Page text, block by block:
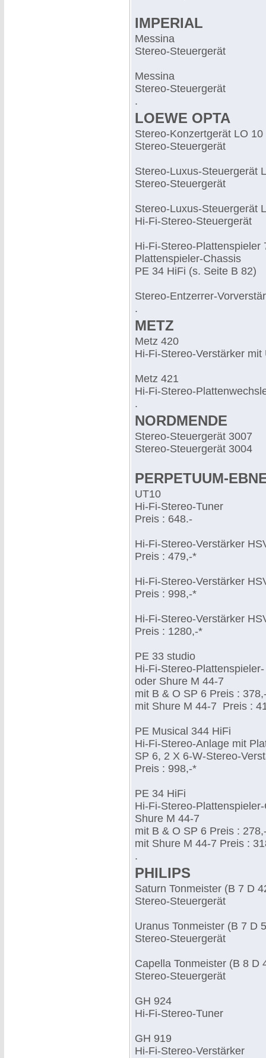
IMPERIAL
Messina
Stereo-Steuergerät
Messina
Stereo-Steuergerät
.
LOEWE OPTA
Stereo-Konzertgerät LO 10
Stereo-Steuergerät
Stereo-Luxus-Steuergerät
Stereo-Steuergerät
Stereo-Luxus-Steuergerät
Hi-Fi-Stereo-Steuergerät
Hi-Fi-Stereo-Plattenspieler
Plattenspieler-Chassis
PE 34 HiFi (s. Seite B 82)
Stereo-Entzerrer-
.
METZ
Metz 420
Hi-Fi-Stereo-Verstärker
Metz 421
Hi-Fi-Stereo-
.
NORDMENDE
Stereo-Steuergerät 3007
Stereo-Steuergerät 3004
PERPETUUM-
UT10
Hi-Fi-Stereo-Tuner
Preis : 648.-
Hi-Fi-Stereo-Verstärker
Preis : 479,-*
Hi-Fi-Stereo-Verstärker
Preis : 998,-*
Hi-Fi-Stereo-Verstärker
Preis : 1280,-*
PE 33 studio
Hi-Fi-Stereo-
oder Shure M 44-7
mit B & O SP 6 Preis :
mit Shure M 44-7 Preis :
PE Musical 344 HiFi
Hi-Fi-Stereo-Anlage mit
SP 6, 2 X 6-W-Stereo-
Preis : 998,-*
PE 34 HiFi
Hi-Fi-Stereo-
Shure M 44-7
mit B & O SP 6 Preis :
mit Shure M 44-7 Preis :
.
PHILIPS
Saturn Tonmeister (B 7 D
Stereo-Steuergerät
Uranus Tonmeister (B 7 D
Stereo-Steuergerät
Capella Tonmeister (B 8 D
Stereo-Steuergerät
GH 924
Hi-Fi-Stereo-Tuner
GH 919
Hi-Fi-Stereo-Verstärker